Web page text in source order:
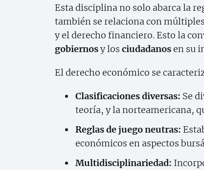
Esta disciplina no solo abarca la
también se relaciona con
y el derecho financiero. Esto la
gobiernosy los ciudadanosen su
El derecho económico se
Clasificaciones diversas: Se
teoría, y la norteamericana,
Reglas de juego neutras:
económicos en aspectos
Multidisciplinariedad: